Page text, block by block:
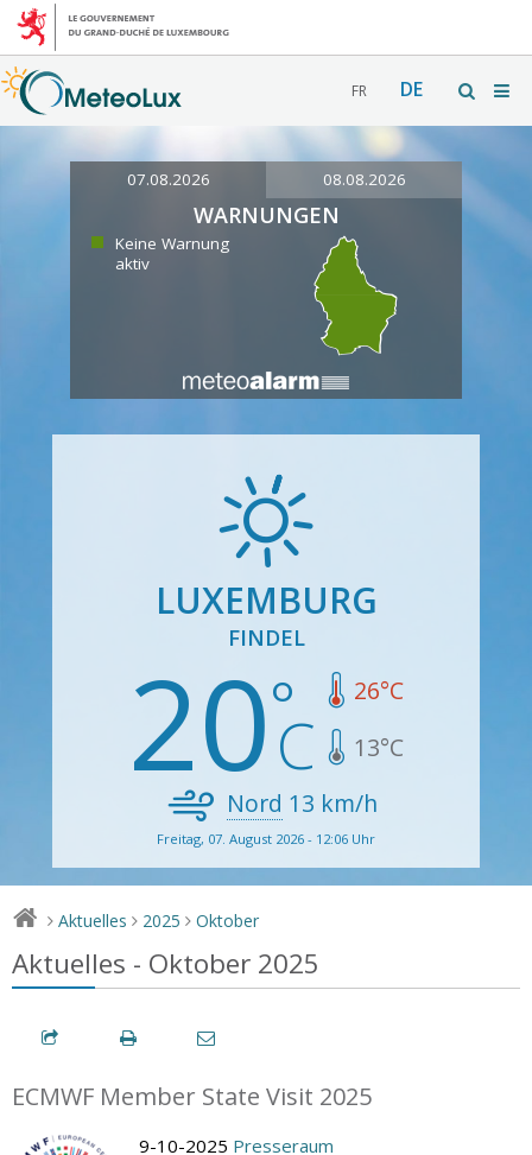
FR DE
07.08.2026 08.08.2026
WARNUNGEN
Keine Warnung
aktiv
LUXEMBURG
FINDEL
20 26°C
13°C
Nord 13 km/h
Freitag, 07. August 2026 - 12:06 Uhr
> Aktuelles > 2025 > Oktober
Aktuelles - Oktober 2025
ECMWF Member State Visit 2025
9-10-2025 Presseraum